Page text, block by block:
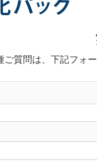
質問は、下記フォ